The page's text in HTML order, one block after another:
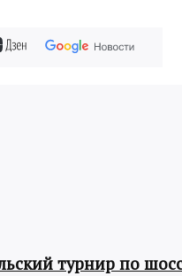
турнир по